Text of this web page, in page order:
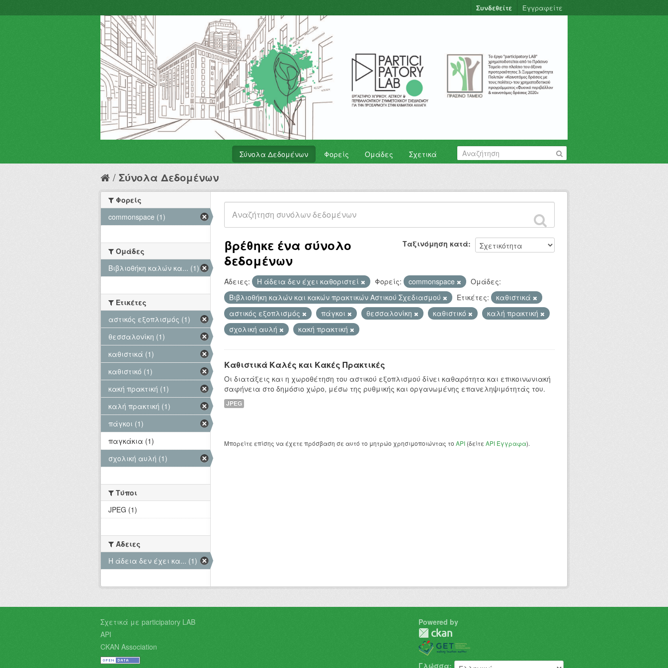
Συνδεθείτε Εγγραφείτε
Σύνολα Δεδομένων Φορείς Ομάδες Σχετικά
Σύνολα Δεδομένων
Ταξινόμηση κατά
βρέθηκε ένα σύνολο
δεδομένων
Άδειες: Η άδεια δεν έχει καθοριστεί Φορείς: commonspace
Ομάδες:
Βιβλιοθήκη καλών και κακών πρακτικών Αστικού Σχεδιασμού
Ετικέτες:
καθιστικά
αστικός εξοπλισμός
πάγκοι θεσσαλονίκη καθιστικό
καλή πρακτική
σχολική αυλή
κακή πρακτική
Καθιστικά Καλές και Κακές Πρακτικές
Οι διατάξεις και η χωροθέτηση του αστικού εξοπλισμού δίνει καθαρότητα και επικοινωνιακή
σαφήνεια στο δημόσιο χώρο, μέσω της ρυθμικής και οργανωμένης επανεληψιμότητάς του.
JPEG
Μπορείτε επίσης να έχετε πρόσβαση σε αυτό το μητρώο χρησιμοποιώντας το API (δείτε API Έγγραφα).
Φορείς
commonspace (1)
Ομάδες
Βιβλιοθήκη καλών κα... (1)
Ετικέτες
αστικός εξοπλισμός (1)
θεσσαλονίκη (1)
καθιστικά (1)
καθιστικό (1)
κακή πρακτική (1)
καλή πρακτική (1)
πάγκοι (1)
παγκάκια (1)
σχολική αυλή (1)
Τύποι
JPEG (1)
Άδειες
Η άδεια δεν έχει κα... (1)
Σχετικά με participatory LAB
API
CKAN Association
Powered by
Γλώσσα